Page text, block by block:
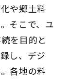
や郷土料
そこで、ユ
を目的と
し、デジ
各地の料